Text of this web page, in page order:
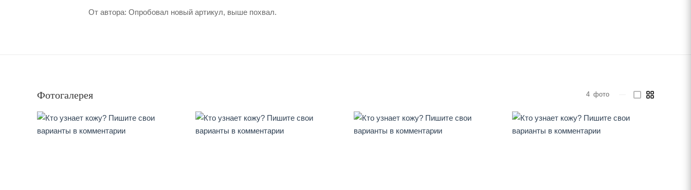
От автора: Опробовал новый артикул, выше похвал.
Фотогалерея 4 фото